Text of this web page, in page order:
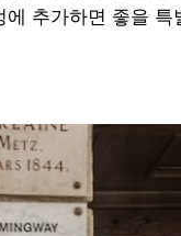
추가하면 좋을 특